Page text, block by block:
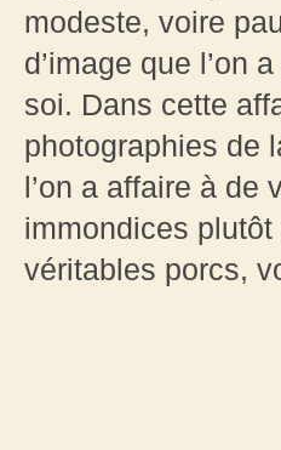
modeste, voire
d’image que l’on
soi. Dans cette
photographies de
l’on a affaire à de
immondices
véritables porcs,